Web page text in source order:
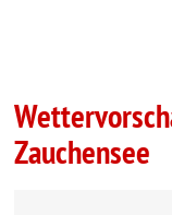
Zauchensee